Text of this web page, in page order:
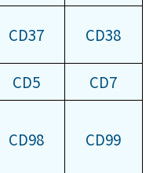
CD37 CD38
CD5 CD7
CD98 CD99